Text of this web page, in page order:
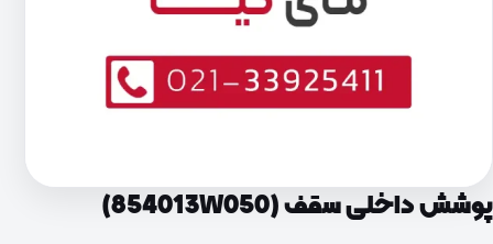
پوشش داخلی سقف (854013W050)